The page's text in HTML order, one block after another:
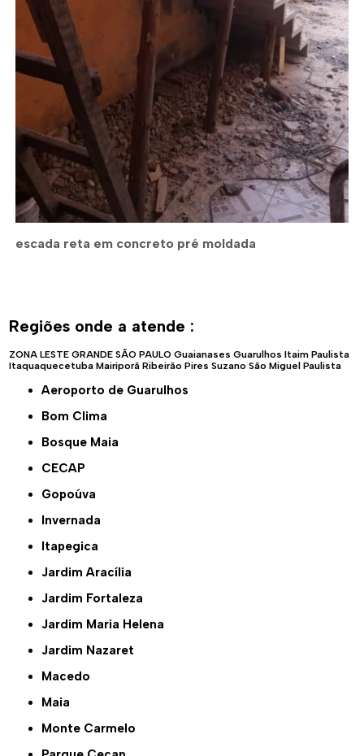
escada reta em concreto pré moldada
Regiões onde a atende :
ZONA LESTE GRANDE SÃO PAULO Guaianases Guarulhos Itaim Paulista
Itaquaquecetuba Mairiporã Ribeirão Pires Suzano São Miguel Paulista
Aeroporto de Guarulhos
Bom Clima
Bosque Maia
CECAP
Gopoúva
Invernada
Itapegica
Jardim Aracília
Jardim Fortaleza
Jardim Maria Helena
Jardim Nazaret
Macedo
Maia
Monte Carmelo